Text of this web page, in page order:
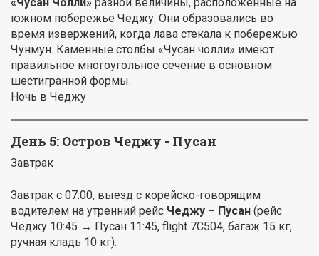
южном побережье Чеджу. Они образовались во
время извержений, когда лава стекала к побережью
Чунмун. Каменные столбы «Чусан чолли» имеют
правильное многоугольное сечение в основном
шестигранной формы.
Ночь в Чеджу
День 5: Остров Чеджу - Пусан
Завтрак
Завтрак c 07:00, выезд с корейско-говорящим
водителем на утренний рейс Чеджу – Пусан (рейс
Чеджу 10:45 → Пусан 11:45, flight 7C504, багаж 15 кг,
ручная кладь 10 кг).